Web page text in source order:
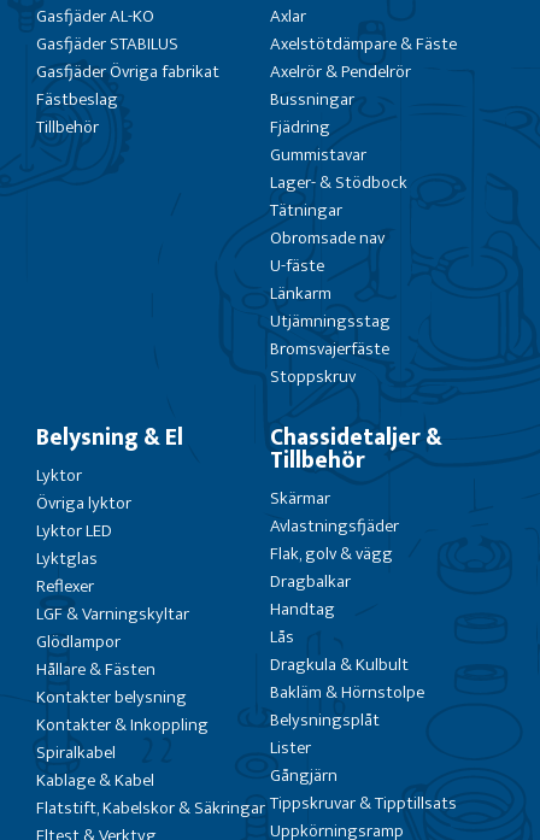
Gasfjäder AL-KO
Gasfjäder STABILUS
Gasfjäder Övriga fabrikat
Fästbeslag
Tillbehör
Axlar
Axelstötdämpare & Fäste
Axelrör & Pendelrör
Bussningar
Fjädring
Gummistavar
Lager- & Stödbock
Tätningar
Obromsade nav
U-fäste
Länkarm
Utjämningsstag
Bromsvajerfäste
Stoppskruv
Belysning & El
Lyktor
Övriga lyktor
Lyktor LED
Lyktglas
Reflexer
LGF & Varningskyltar
Glödlampor
Hållare & Fästen
Kontakter belysning
Kontakter & Inkoppling
Spiralkabel
Kablage & Kabel
Flatstift, Kabelskor & Säkringar
Chassidetaljer &
Tillbehör
Skärmar
Avlastningsfjäder
Flak, golv & vägg
Dragbalkar
Handtag
Lås
Dragkula & Kulbult
Bakläm & Hörnstolpe
Belysningsplåt
Lister
Gångjärn
Tippskruvar & Tipptillsats
Uppkörningsramp